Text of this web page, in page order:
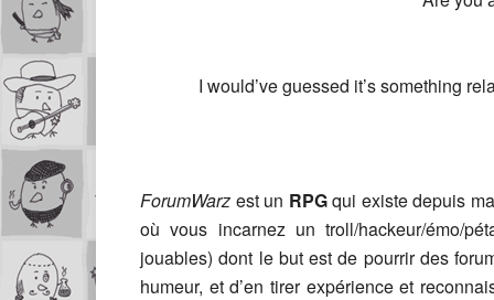
I would’ve guessed it’s something
ForumWarz est un RPGqui existe depuis
où vous incarnez un troll/hackeur/émo/
jouables) dont le but est de pourrir des
humeur, et d’en tirer expérience et